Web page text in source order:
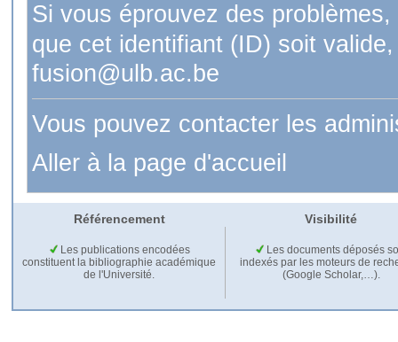
Si vous éprouvez des
que cet identifiant (ID) soit
fusion@ulb.ac.be
Vous pouvez contacter les
Aller à la page d'accueil
Référencement Visibilité
Les publications encodées
constituent la bibliographie académique
de l'Université.
Les documents déposés
indexés par les moteurs de
(Google Scholar,…).